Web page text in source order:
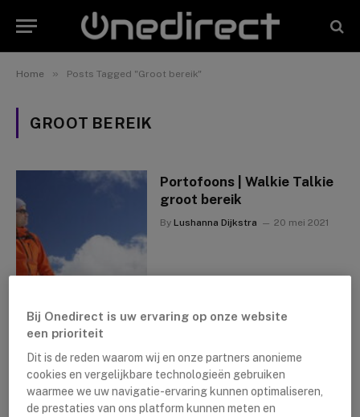
Home » Posts Tagged "Groot bereik"
GROOT BEREIK
Portofoons | Walkie Talkie
groot bereik
By Lushanna Dijkstra 20 mei 2021
Bij Onedirect is uw ervaring op onze website
een prioriteit
Dit is de reden waarom wij en onze partners anonieme
cookies en vergelijkbare technologieën gebruiken
waarmee we uw navigatie-ervaring kunnen optimaliseren,
de prestaties van ons platform kunnen meten en